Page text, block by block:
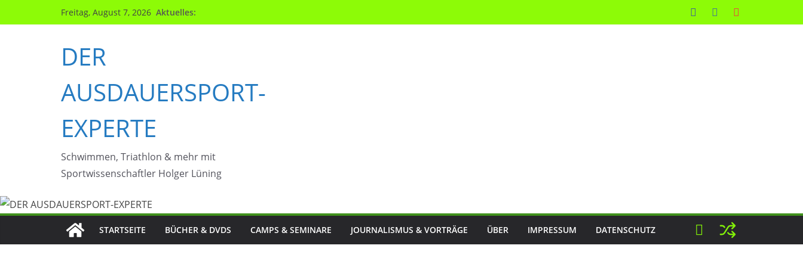
Inhalt
Freitag, August 7, 2026 Aktuelles:
DER
AUSDAUERSPORT-
EXPERTE
Schwimmen, Triathlon & mehr mit
Sportwissenschaftler Holger Lüning
STARTSEITE BÜCHER & DVDS CAMPS & SEMINARE JOURNALISMUS & VORTRÄGE ÜBER IMPRESSUM DATENSCHUTZ